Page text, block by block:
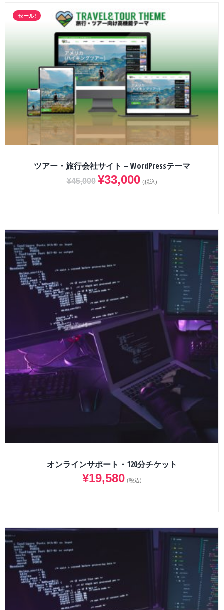
セール!
ツアー・旅行会社サイト – WordPressテーマ
¥45,000 ¥33,000 (税込)
オンラインサポート・120分チケット
¥19,580 (税込)